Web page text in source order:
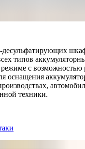
десульфатирующих
типов
режиме с
оснащения
техники.